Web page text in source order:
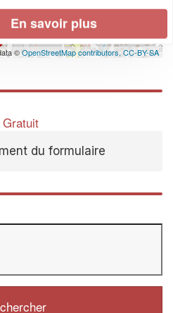
©OpenStreetMap contributors, CC-BY-SA
du formulaire
En savoir plus